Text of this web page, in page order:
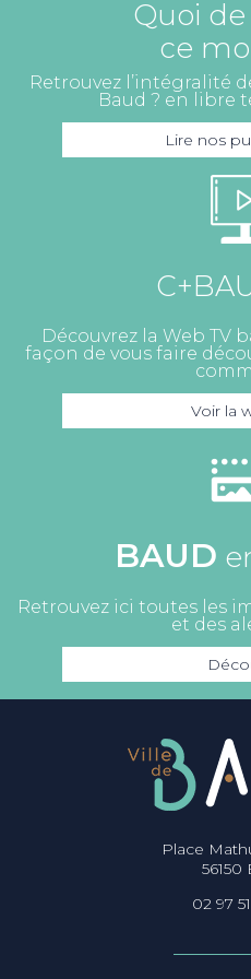
Quoi de
ce
Retrouvez l’intégralité
Baud ? en libre
Lire nos
Découvrez la Web TV
façon de vous faire
Voir la
BAUD
Retrouvez ici toutes les
et des
Place
56150
02 97